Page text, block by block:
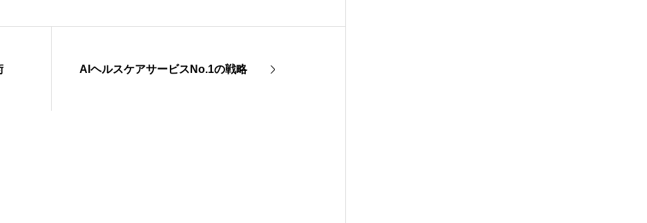
AIヘルスケアサービスNo.1の戦略